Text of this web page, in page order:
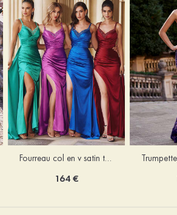
Fourreau col en v satin traîne balayage robe de bal
164 €